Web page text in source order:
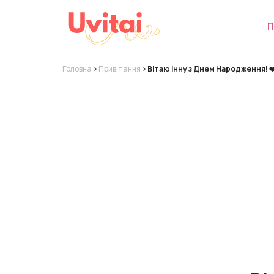
Головна > Привітання > Вітаю Інну з Днем Народження!